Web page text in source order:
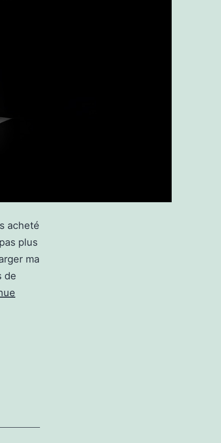
acheté
plus
ma
de